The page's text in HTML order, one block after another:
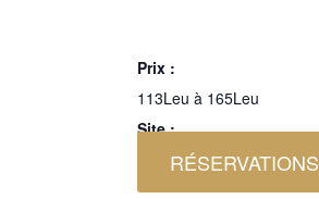
Prix :
113Leu à 165Leu
Site :
RÉSERVATIONS